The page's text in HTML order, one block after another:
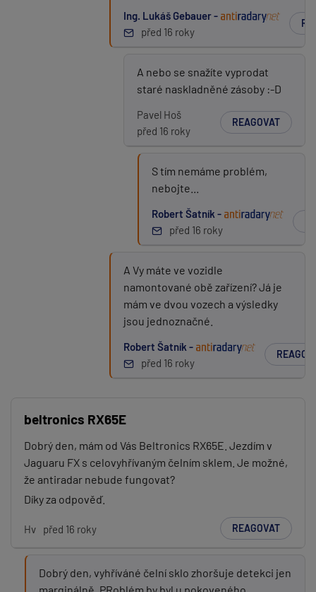
Ing. Lukáš Gebauer -
před 16 roky
A nebo se snažíte vyprodat
staré naskladněné zásoby :-D
Pavel Hoš
před 16 roky
REAGOVAT
S tím nemáme problém,
nebojte...
Robert Šatník -
před 16 roky
A Vy máte ve vozidle
namontované obě zařízení? Já je
mám ve dvou vozech a výsledky
jsou jednoznačné.
Robert Šatník -
před 16 roky
beltronics RX65E
Dobrý den, mám od Vás Beltronics RX65E. Jezdím v
Jaguaru FX s celovyhřívaným čelním sklem. Je možné,
že antiradar nebude fungovat?
Díky za odpověď.
Hv před 16 roky REAGOVAT
Dobrý den, vyhříváné čelní sklo zhoršuje detekci jen